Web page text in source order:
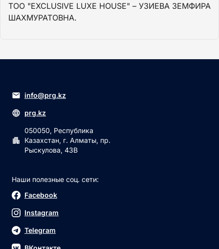
ТОО "EXCLUSIVE LUXE HOUSE" – УЗИЕВА ЗЕМФИРА
ШАХМУРАТОВНА.
info@prg.kz
prg.kz
050050, Республика
Казахстан, г. Алматы, пр.
Рыскулова, 43В
Наши полезные соц. сети:
Facebook
Instagram
Telegram